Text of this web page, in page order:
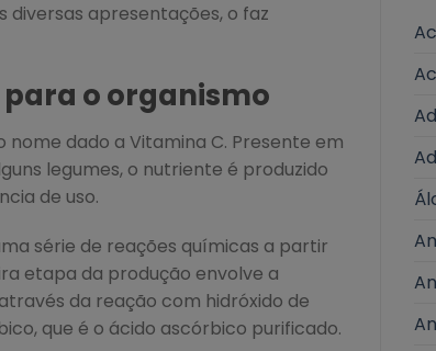
diversas apresentações, o faz
o organismo
dado a Vitamina C. Presente em
legumes, o nutriente é produzido
de uso.
série de reações químicas a partir
etapa da produção envolve a
da reação com hidróxido de
que é o ácido ascórbico purificado.